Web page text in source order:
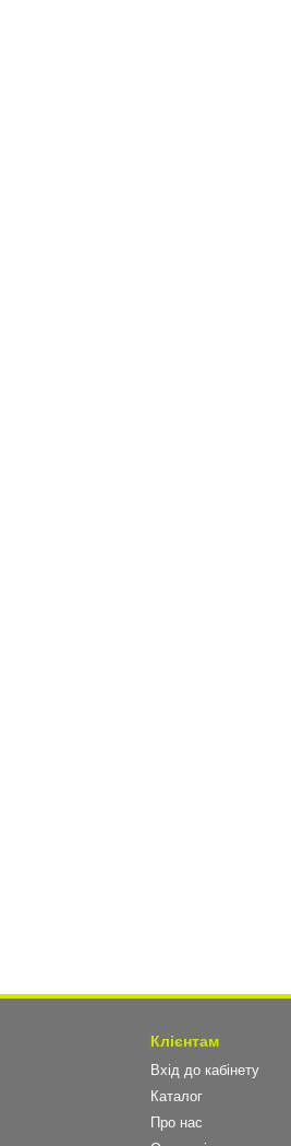
Клієнтам
Вхід до кабінету
Каталог
Про нас